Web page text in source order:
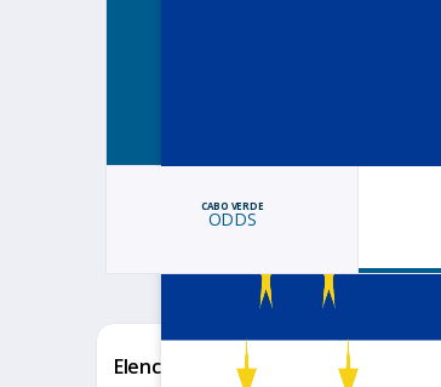
CABO VERDE
ODDS
Elenco Completo